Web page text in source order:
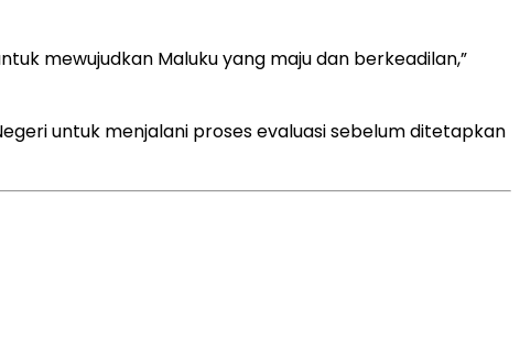
mewujudkan Maluku yang maju dan berkeadilan,”
untuk menjalani proses evaluasi sebelum ditetapkan